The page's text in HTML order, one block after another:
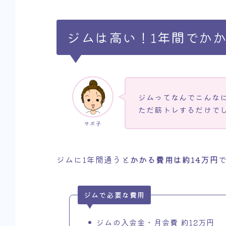
ジムは高い！1年間でか
サボ子
ジムってなんでこんな
ただ筋トレするだけで
ジムに1年間通うと かかる費用は約14万円
ジムで必要な費用
ジムの入会金・月会費 約12万円